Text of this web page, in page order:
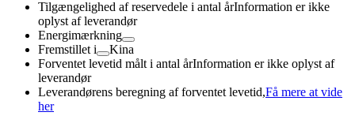
Tilgængelighed af reservedele i antal årInformation er ikke
oplyst af leverandør
Energimærkning
Fremstillet i
Kina
Forventet levetid målt i antal årInformation er ikke oplyst af
leverandør
Leverandørens beregning af forventet levetid,Få mere at vide
her